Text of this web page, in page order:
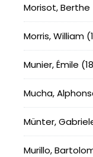
Morisot, Berthe
Morris, William
Munier, Émile
Mucha,
Münter,
Murillo,